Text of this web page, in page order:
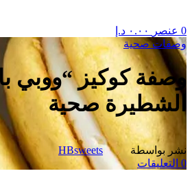
0 عنصر ٠.٠٠ د.إ
وصفات صحية
وصفة كوكيز “ووبي
الشطيرة صحية
نشر بواسطة
HBsweets
0 التعليقات